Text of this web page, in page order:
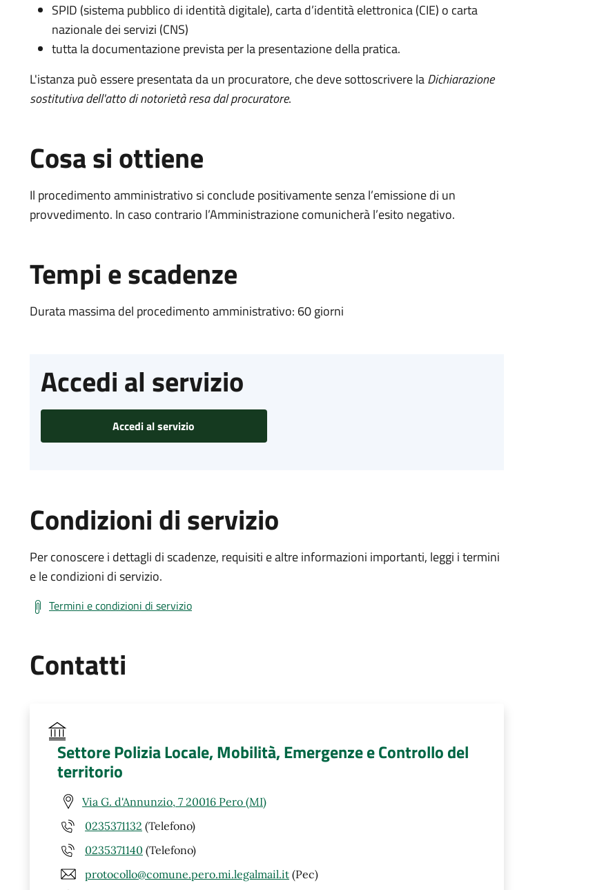
SPID (sistema pubblico di identità digitale), carta d’identità elettronica (CIE) o carta
nazionale dei servizi (CNS)
tutta la documentazione prevista per la presentazione della pratica.
L'istanza può essere presentata da un procuratore, che deve sottoscrivere laDichiarazione
sostitutiva dell'atto di notorietà resa dal procuratore.
Cosa si ottiene
Il procedimento amministrativo si conclude positivamente senza l’emissione di un
provvedimento. In caso contrario l’Amministrazione comunicherà l’esito negativo.
Tempi e scadenze
Durata massima del procedimento amministrativo: 60 giorni
Accedi al servizio
Accedi al servizio
Condizioni di servizio
Per conoscere i dettagli di scadenze, requisiti e altre informazioni importanti, leggi i termini
e le condizioni di servizio.
Termini e condizioni di servizio
Contatti
Settore Polizia Locale, Mobilità, Emergenze e Controllo del
territorio
Via G. d'Annunzio, 7 20016 Pero (MI)
0235371132 (Telefono)
0235371140 (Telefono)
protocollo@comune.pero.mi.legalmail.it (Pec)